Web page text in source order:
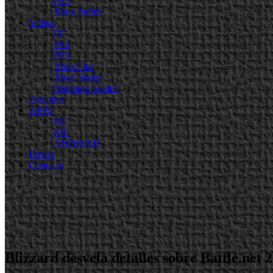
Xbox Series
Videos
PC
PS4
PS5
Xbox One
Xbox Series
Nintendo Switch
Artículos
APPS
PC
iOS
ANDROID
Prensa
Contacto
Blizzard desvela detalles sobre Battle.net